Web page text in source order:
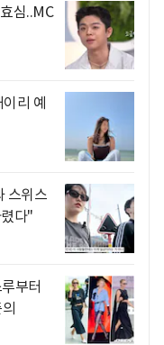
심..MC
리 예
스위스
다"
부터